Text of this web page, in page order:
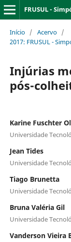
Início / Acervo /
2017: FRUSUL -
Injúrias
pós-
Karine Fuschter
Universidade
Jean Tides
Universidade
Tiago Brunetta
Universidade
Bruna Valéria Gil
Universidade
Vanderson Vieira